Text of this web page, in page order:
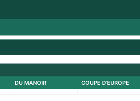
DU MANOIR COUPE D'EUROPE